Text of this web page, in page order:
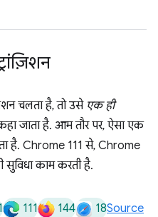
चलता है, तो उसे एक ही
जाता है. आम तौर पर, ऐसा एक
है. Chrome 111 से, Chrome
सुविधा काम करती है.
111 144 18Source